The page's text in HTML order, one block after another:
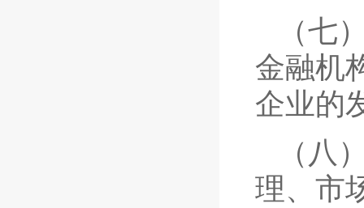
（七
金融机
企业的
（八
理、市